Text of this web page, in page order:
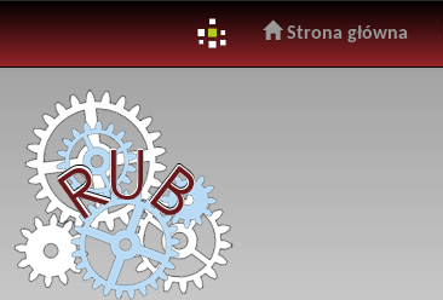
navigation
Strona główna